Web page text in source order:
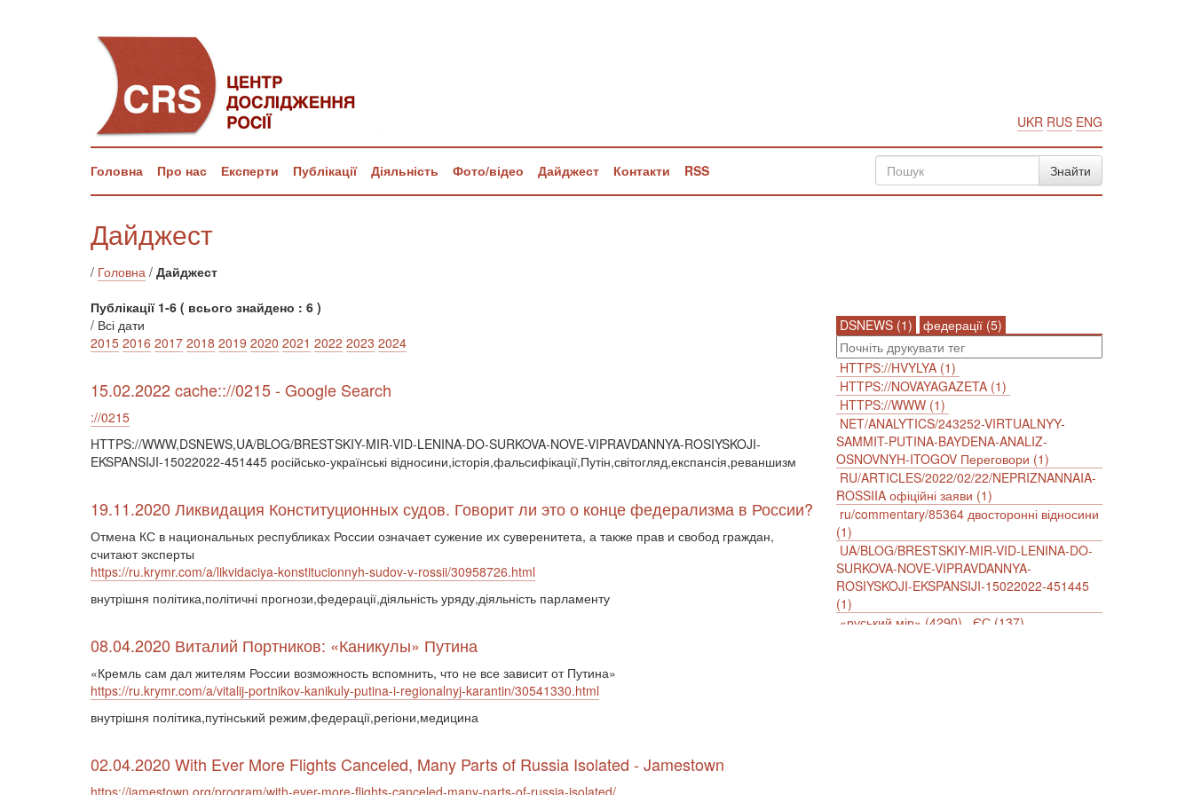
UKR RUS ENG
Головна Про нас Експерти Публікації Діяльність Фото/відео Дайджест Контакти RSS
Дайджест
/ Головна / Дайджест
Публікації 1-6 ( всього знайдено : 6 )
DSNEWS (1)
федерації (5)
HTTPS://HVYLYA (1)
HTTPS://NOVAYAGAZETA (1)
HTTPS://WWW (1)
NET/ANALYTICS/243252-VIRTUALNYY-
SAMMIT-PUTINA-BAYDENA-ANALIZ-
OSNOVNYH-ITOGOV Переговори (1)
RU/ARTICLES/2022/02/22/NEPRIZNANNAIA-
ROSSIIA офіційні заяви (1)
ru/commentary/85364 двосторонні відносини
(1)
UA/BLOG/BRESTSKIY-MIR-VID-LENINA-DO-
SURKOVA-NOVE-VIPRAVDANNYA-
ROSIYSKOJI-EKSPANSIJI-15022022-451445
(1)
«руський мір» (4290)
ЄС (137)
/ Всі дати
2015 2016 2017 2018 2019 2020 2021 2022 2023 2024
15.02.2022 cache:://0215 - Google Search
://0215
HTTPS://WWW,DSNEWS,UA/BLOG/BRESTSKIY-MIR-VID-LENINA-DO-SURKOVA-NOVE-VIPRAVDANNYA-ROSIYSKOJI-
EKSPANSIJI-15022022-451445 російсько-українські відносини,історія,фальсифікації,Путін,світогляд,експансія,реваншизм
19.11.2020 Ликвидация Конституционных судов. Говорит ли это о конце федерализма в России?
Отмена КС в национальных республиках России означает сужение их суверенитета, а также прав и свобод граждан,
считают эксперты
https://ru.krymr.com/a/likvidaciya-konstitucionnyh-sudov-v-rossii/30958726.html
внутрішня політика,політичні прогнози,федерації,діяльність уряду,діяльність парламенту
08.04.2020 Виталий Портников: «Каникулы» Путина
«Кремль сам дал жителям России возможность вспомнить, что не все зависит от Путина»
https://ru.krymr.com/a/vitalij-portnikov-kanikuly-putina-i-regionalnyj-karantin/30541330.html
внутрішня політика,путінський режим,федерації,регіони,медицина
02.04.2020 With Ever More Flights Canceled, Many Parts of Russia Isolated - Jamestown
https://jamestown.org/program/with-ever-more-flights-canceled-many-parts-of-russia-isolated/